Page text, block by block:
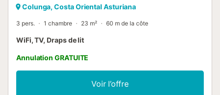
Colunga, Costa Oriental Asturiana
3 pers. 1 chambre 23 m² 60 m de la côte
WiFi, TV, Draps de lit
Annulation GRATUITE
Voir l’offre